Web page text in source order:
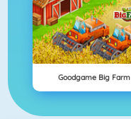
Goodgame Big Farm